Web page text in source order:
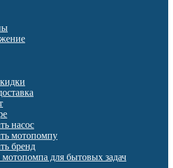
насос
мотопомпу
бренд
для бытовых задач